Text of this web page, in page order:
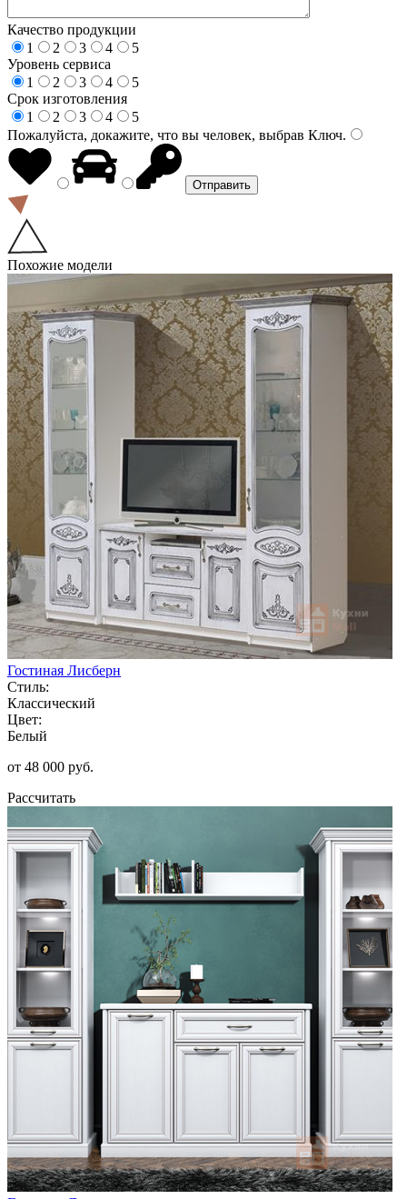
Качество продукции
1
2 3 4
5
Уровень сервиса
1
2 3 4
5
Срок изготовления
1
2 3 4
5
Пожалуйста, докажите, что вы человек, выбрав Ключ.
Похожие модели
Гостиная Лисберн
Стиль:
Классический
Цвет:
Белый
от 48 000 руб.
Рассчитать